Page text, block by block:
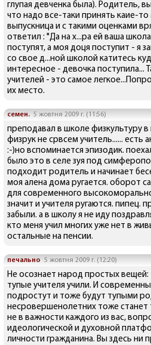
глупая девченка была). Родитель,
что надо все-таки принять каие-
выпускница и с такими оценками
ответил : "Да на х...ра ей ваша
поступят, а моя доця поступит - я
со свое д...ной школой катитесь
интересное - девочка поступила...
учителей - это самое
их место.
семен. 5 жовтня 2009 г. (11:56)
преподавал в школе физкультуру в
физрук не срвсем учитель...... есть
:-)но вспоминается эпизодик.
было это в селе зуя под
подходит родитель и начинает
моя алена дома ругается. оборот
для современного
значит и учителя ругаются. пипец.
забыли. а в школу я не иду
кто меня учил многих уже нет в
остальные на пенсии.
печально 5 жовтня 2009 г. (12:20)
Не осознает народ простых
тупые учителя учили. И
подростут и тоже будут тупыми
несровершенолетних тоже станет
не в важности каждого из вас,
идеологической и духовной
личности гражданина. Вы здесь ни